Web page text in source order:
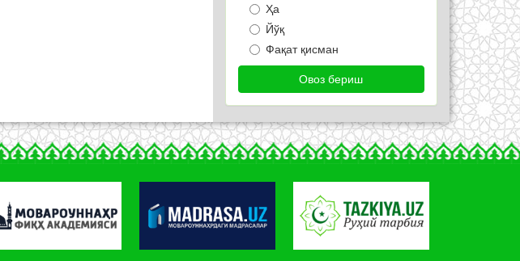
Ҳа
Йўқ
Фақат қисман